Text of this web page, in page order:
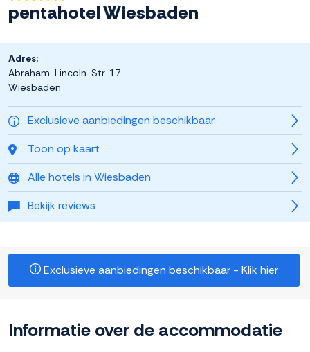
pentahotel Wiesbaden
Exclusieve aanbiedingen beschikbaar
Toon op kaart
Alle hotels in Wiesbaden
Bekijk reviews
Adres:
Abraham-Lincoln-Str. 17
Wiesbaden
Exclusieve aanbiedingen beschikbaar - Klik hier
Informatie over de accommodatie